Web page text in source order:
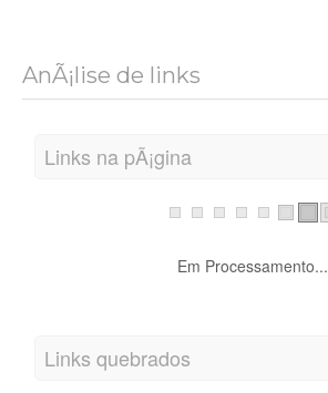
AnÃ¡lise de links
Links na pÃ¡gina
Em Processamento...
Links quebrados